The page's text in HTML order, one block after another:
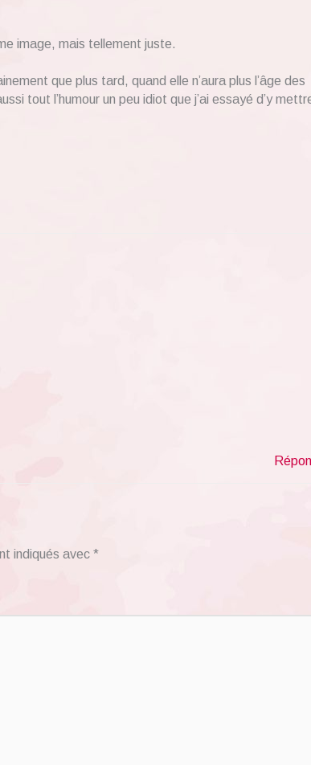
image, mais tellement juste.
que plus tard, quand elle n’aura plus l’âge des
tout l’humour un peu idiot que j’ai essayé d’y
indiqués avec *